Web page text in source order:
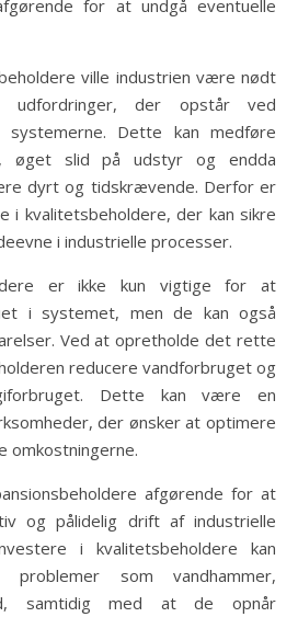
for at undgå eventuelle
ville industrien være nødt
der opstår ved
Dette kan medføre
øget slid på udstyr og endda
dyrt og tidskrævende. Derfor er
i kvalitetsbeholdere, der kan sikre
i industrielle processer.
er ikke kun vigtige for at
i systemet, men de kan også
Ved at opretholde det rette
reducere vandforbruget og
Dette kan være en
der ønsker at optimere
omkostningerne.
afgørende for at
og pålidelig drift af industrielle
i kvalitetsbeholdere kan
problemer som vandhammer,
samtidig med at de opnår